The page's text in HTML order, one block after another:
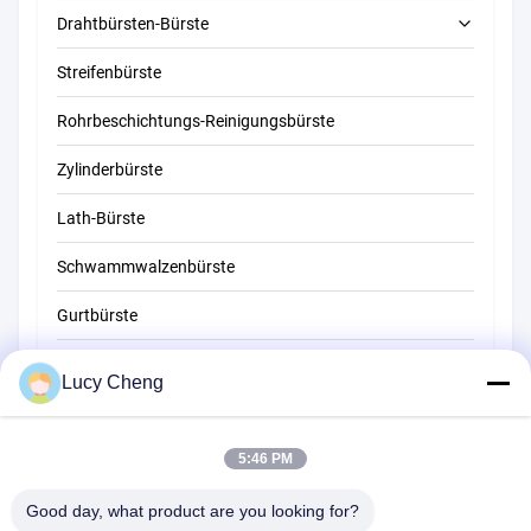
Drahtbürsten-Bürste
Rohrreinigungsbürste
Strohreinigungsbürste
Streifenbürste
Rohrbeschichtungs-Reinigungsbürste
Zylinderbürste
Lath-Bürste
Schwammwalzenbürste
Gurtbürste
Kehrerpinsel
Wire End Brush
Lucy Cheng
5:46 PM
Good day, what product are you looking for?